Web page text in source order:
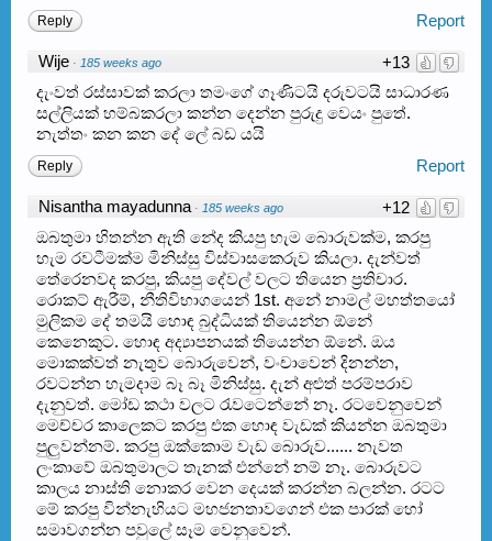
Report
Reply
+13
Wije · 185 weeks ago
දැංවත් රස්සාවක් කරලා තමංගේ ගෑණිටයි දරුවටයි සාධාරණ
සල්ලියක් හම්‍බකරලා කන්න දෙන්න පුරුදු වෙයං පුතේ.
නැත්තං කන කන දේ ලේ බඩ යයි
Report
Reply
+12
Nisantha mayadunna · 185 weeks ago
ඔබතුමා හිතන්න ඇති නේද කියපු හැම බොරුවක්ම, කරපු
හැම රවටීමක්ම මිනිස්සු විස්වාසකෙරුව කියලා. දැන්වත්
තේරෙනවද කරපු, කියපු දේවල් වලට තියෙන ප්‍රතිචාර.
රොකට් ඇරීම්, නීතිවිභාගයෙන් 1st. අනේ නාමල් මහත්තයෝ
මුලිකම දේ තමයි හොඳ බුද්ධියක් තියෙන්න ඕනේ
කෙනෙකුට. හොඳ අද්‍යාපනයක්‌ තියෙන්න ඕනේ. ඔය
මොකක්වත් නැතුව බොරුවෙන්, වංචාවෙන් දිනන්න,
රවටන්න හැමදාම බෑ බෑ මිනිස්සු. දැන් අළුත් පරම්පරාව
දැනුවත්. මෝඩ කථා වලට රැවටෙන්නේ නෑ. රටවෙනුවෙන්
මෙච්චර කාලෙකට කරපු එක හොඳ වැඩක් කියන්න ඔබතුමා
පුලුවන්නම්. කරපු ඔක්කොම වැඩ බොරුව...... නැවත
ලංකාවේ ඔබතුමාලට තැනක් එන්නේ නම් නෑ. බොරුවට
කාලය නාස්ති නොකර වෙන දෙයක් කරන්න බලන්න. රටට
මේ කරපු වින්නැහියට මහජනතාවගෙන් එක පාරක් හෝ
සමාවගන්න පවුලේ සෑම වෙනුවෙන්.